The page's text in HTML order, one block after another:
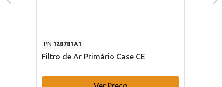
PN 128781A1
Filtro de Ar Primário Case CE